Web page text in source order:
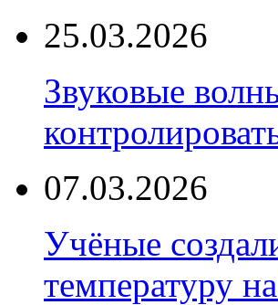
25.03.2026
Звуковые
07.03.2026
Учёные
температуру